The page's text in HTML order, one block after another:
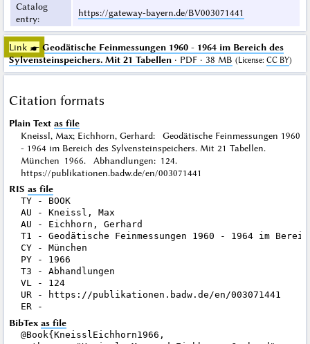
Catalog
entry:
https://gateway-bayern.de/BV003071441
Link ☛ Geodätische Feinmessungen 1960 - 1964 im Bereich des
Sylvensteinspeichers. Mit 21 Tabellen· PDF · 38 MB (License: CC BY)
Citation formats
Plain Text as file
Kneissl, Max; Eichhorn, Gerhard: Geodätische Feinmessungen 1960
- 1964 im Bereich des Sylvensteinspeichers. Mit 21 Tabellen.
München 1966. Abhandlungen: 124.
https://publikationen.badw.de/en/003071441
RIS as file
TY - BOOK
AU - Kneissl, Max
AU - Eichhorn, Gerhard
T1 - Geodätische Feinmessungen 1960 - 1964 im
CY - München
PY - 1966
T3 - Abhandlungen
VL - 124
UR - https://publikationen.badw.de/en/003071441
BibTex as file
@Book{KneisslEichhorn1966,